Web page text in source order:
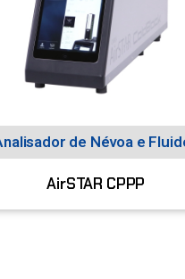
de Névoa e
AirSTAR CPPP